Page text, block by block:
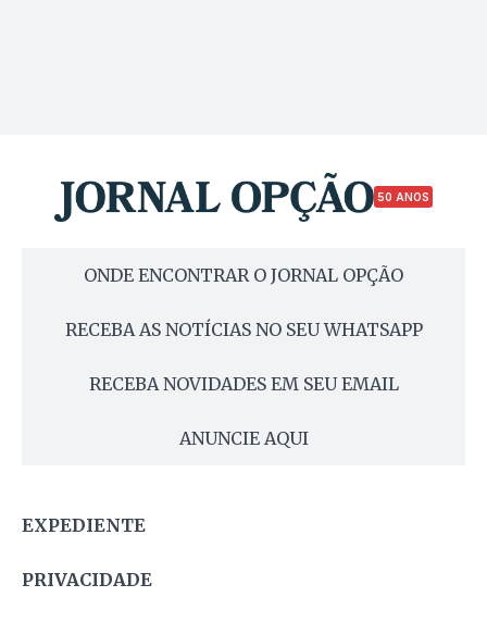
50 ANOS
ONDE ENCONTRAR O JORNAL OPÇÃO
RECEBA AS NOTÍCIAS NO SEU WHATSAPP
RECEBA NOVIDADES EM SEU EMAIL
ANUNCIE AQUI
EXPEDIENTE
PRIVACIDADE